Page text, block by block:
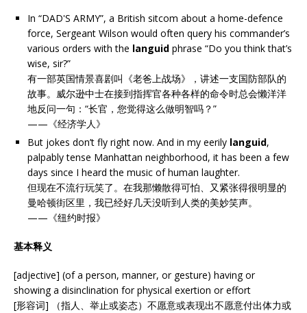
In “DAD'S ARMY”, a British sitcom about a home-defence
force, Sergeant Wilson would often query his commander’s
various orders with the languid phrase “Do you think that’s
wise, sir?”
有一部英国情景喜剧叫《老爸上战场》，讲述一支国防部队的
故事。威尔逊中士在接到指挥官各种各样的命令时总会懒洋洋
地反问一句：“长官，您觉得这么做明智吗？”
——《经济学人》
But jokes don’t fly right now. And in my eerily languid,
palpably tense Manhattan neighborhood, it has been a few
days since I heard the music of human laughter.
但现在不流行玩笑了。在我那懒散得可怕、又紧张得很明显的
曼哈顿街区里，我已经好几天没听到人类的美妙笑声。
——《纽约时报》
基本释义
[adjective] (of a person, manner, or gesture) having or
showing a disinclination for physical exertion or effort
[形容词] （指人、举止或姿态）不愿意或表现出不愿意付出体力或